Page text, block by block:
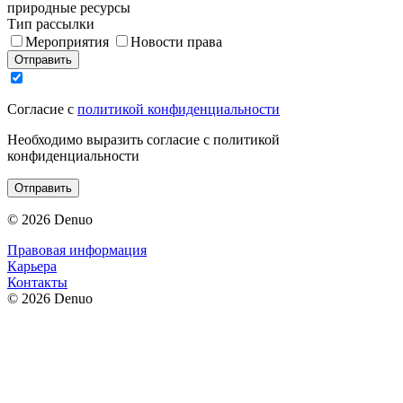
природные ресурсы
Тип рассылки
Мероприятия
Новости права
Отправить
Согласие с политикой конфиденциальности
Необходимо выразить согласие с политикой
конфиденциальности
Отправить
© 2026 Denuo
Правовая информация
Карьера
Контакты
© 2026 Denuo